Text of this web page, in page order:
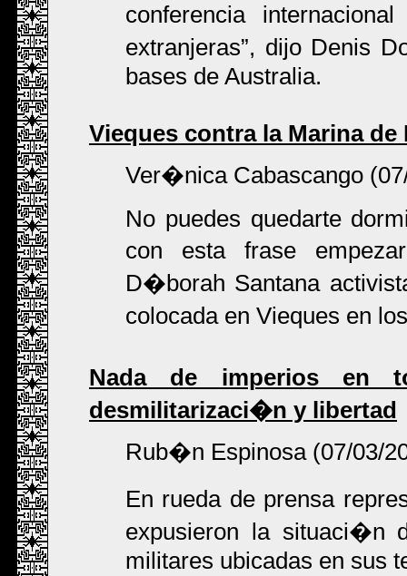
conferencia
extranjeras , dijo Denis
bases de Australia.
Vieques contra la Marina de
Ver�nica Cabascango
No puedes quedarte
con esta frase
D�borah Santana
colocada en Vieques en
Nada de imperios en
desmilitarizaci�n y libertad
Rub�n Espinosa (07/03/
En rueda de prensa
expusieron la situaci�n
militares ubicadas en sus